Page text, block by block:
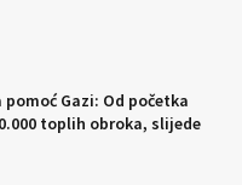
Gazi: Od početka
toplih obroka, slijede